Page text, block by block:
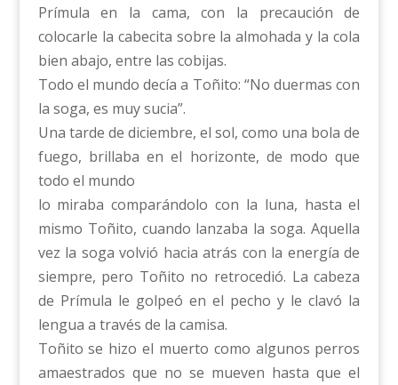
Prímula en la cama, con la precaución de
colocarle la cabecita sobre la almohada y la cola
bien abajo, entre las cobijas.
Todo el mundo decía a Toñito: “No duermas con
la soga, es muy sucia”.
Una tarde de diciembre, el sol, como una bola de
fuego, brillaba en el horizonte, de modo que
todo el mundo
lo miraba comparándolo con la luna, hasta el
mismo Toñito, cuando lanzaba la soga. Aquella
vez la soga volvió hacia atrás con la energía de
siempre, pero Toñito no retrocedió. La cabeza
de Prímula le golpeó en el pecho y le clavó la
lengua a través de la camisa.
Toñito se hizo el muerto como algunos perros
amaestrados que no se mueven hasta que el